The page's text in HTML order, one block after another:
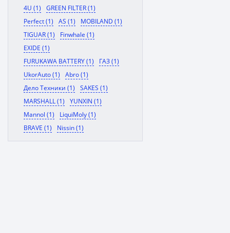
4U (1)
GREEN FILTER (1)
Perfect (1)
AS (1)
MOBILAND (1)
TIGUAR (1)
Finwhale (1)
EXIDE (1)
FURUKAWA BATTERY (1)
ГАЗ (1)
UkorAuto (1)
Abro (1)
Дело Техники (1)
SAKES (1)
MARSHALL (1)
YUNXIN (1)
Mannol (1)
LiquiMoly (1)
BRAVE (1)
Nissin (1)